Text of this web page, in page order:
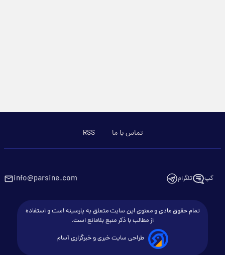
RSS
تلگرام info@parsine.com
حقوق مادی و معنوی این سایت متعلق به پارسینه است و استفاده
از مطالب با ذکر منبع بلامانع است.
طراحی سایت خبری و خبرگزاری آسام